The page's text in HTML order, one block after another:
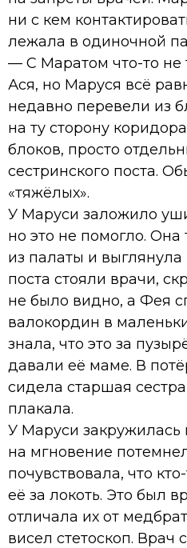
ни с кем
лежала в одиночной
— С Маратом что-то не
Ася, но Маруся всё
недавно перевели из
на ту сторону
блоков, просто
сестринского поста.
«тяжёлых».
У Маруси заложило
но это не помогло.
из палаты и
поста стояли врачи,
не было видно, а Фея
валокордин в
знала, что это за
давали её маме. В
сидела старшая
плакала.
У Маруси закружилась
на мгновение
почувствовала, что
её за локоть. Это был
отличала их от
висел стетоскоп. Врач